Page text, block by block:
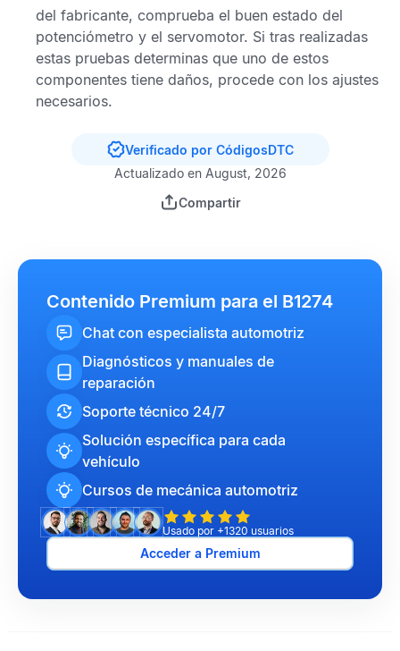
del fabricante, comprueba el buen estado del
potenciómetro y el servomotor. Si tras realizadas
estas pruebas determinas que uno de estos
componentes tiene daños, procede con los ajustes
necesarios.
Verificado por CódigosDTC
Actualizado en August, 2026
Compartir
Contenido Premium para el B1274
Chat con especialista automotriz
Diagnósticos y manuales de
reparación
Soporte técnico 24/7
Solución específica para cada
vehículo
Cursos de mecánica automotriz
Usado por +1320 usuarios
Acceder a Premium